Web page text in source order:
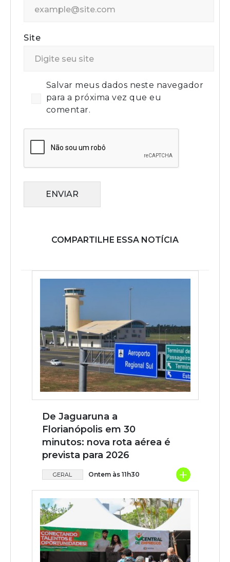
Site
Salvar meus dados neste navegador
para a próxima vez que eu
comentar.
ENVIAR
COMPARTILHE ESSA NOTÍCIA
De Jaguaruna a
Florianópolis em 30
minutos: nova rota aérea é
prevista para 2026
GERAL Ontem às 11h30 +